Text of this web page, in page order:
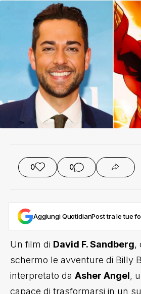
0 0
Aggiungi QuotidianPost tra le tue
Un film di David F. Sandberg,
schermo le avventure di Billy
interpretato da Asher Angel,
capace di trasformarsi in un